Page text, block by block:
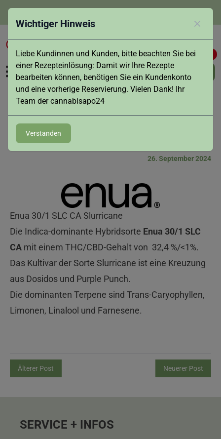
Wichtiger Hinweis
Liebe Kundinnen und Kunden, bitte beachten Sie bei
einer Rezepteinlösung: Damit wir Ihre Rezepte
bearbeiten können, benötigen Sie ein Kundenkonto
und eine vorherige Reservierung. Vielen Dank! Ihr
Team der cannabisapo24
Verstanden
0
26. September 2024
Enua 30/1 SLC CA Slurricane
Die Indica-dominante Hybridsorte Enua 30/1 SLC
CA mit einem THC/CBD-Gehalt von 32,4 %/<1%.
Das Kultivar der Sorte Slurricane ist eine Kreuzung
aus Dosidos und Purple Punch.
Die dominanten Terpene sind Trans-Caryophyllen,
Limonen, Linalool und Farnesene.
Älterer Post Neuerer Post
SERVICE + INFOS